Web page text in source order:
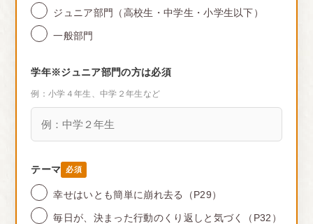
ジュニア部門（高校生・中学生・小学生以下）
一般部門
学年※ジュニア部門の方は必須
例：小学４年生、中学２年生など
テーマ 必須
幸せはいとも簡単に崩れ去る（P29）
毎日が、決まった行動のくり返しと気づく（P32）